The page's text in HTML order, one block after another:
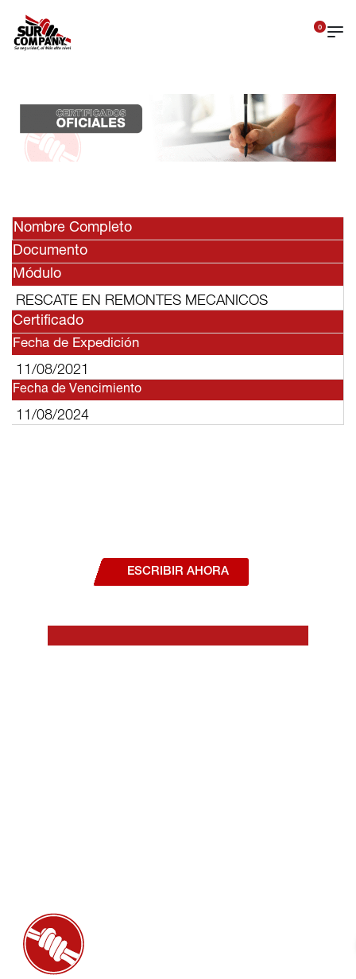
0
Nombre Completo
Documento
Módulo
RESCATE EN REMONTES MECANICOS
Certificado
Fecha de Expedición
11/08/2021
Fecha de Vencimiento
11/08/2024
ESCRIBIR AHORA